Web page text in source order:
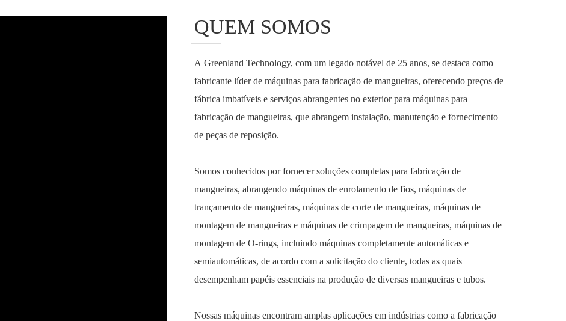
QUEM SOMOS
A Greenland Technology, com um legado notável de 25 anos, se destaca como
fabricante líder de máquinas para fabricação de mangueiras, oferecendo preços de
fábrica imbatíveis e serviços abrangentes no exterior para máquinas para
fabricação de mangueiras, que abrangem instalação, manutenção e fornecimento
de peças de reposição.
Somos conhecidos por fornecer soluções completas para fabricação de
mangueiras, abrangendo máquinas de enrolamento de fios, máquinas de
trançamento de mangueiras, máquinas de corte de mangueiras, máquinas de
montagem de mangueiras e máquinas de crimpagem de mangueiras, máquinas de
montagem de O-rings, incluindo máquinas completamente automáticas e
semiautomáticas, de acordo com a solicitação do cliente, todas as quais
desempenham papéis essenciais na produção de diversas mangueiras e tubos.
Nossas máquinas encontram amplas aplicações em indústrias como a fabricação